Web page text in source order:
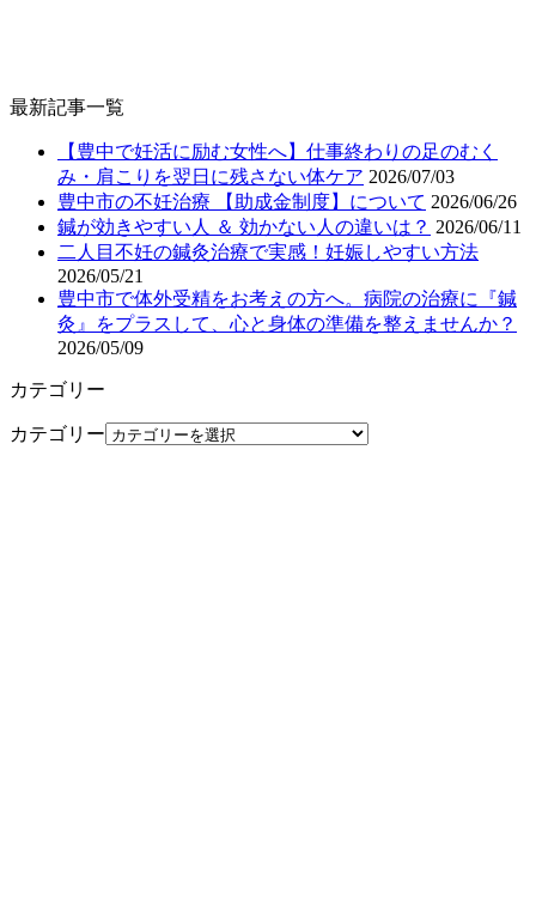
最新記事一覧
【豊中で妊活に励む女性へ】仕事終わりの足のむく
み・肩こりを翌日に残さない体ケア 2026/07/03
豊中市の不妊治療 【助成金制度】について 2026/06/26
鍼が効きやすい人 ＆ 効かない人の違いは？ 2026/06/11
二人目不妊の鍼灸治療で実感！妊娠しやすい方法
2026/05/21
豊中市で体外受精をお考えの方へ。病院の治療に『鍼
灸』をプラスして、心と身体の準備を整えませんか？
2026/05/09
カテゴリー
カテゴリー